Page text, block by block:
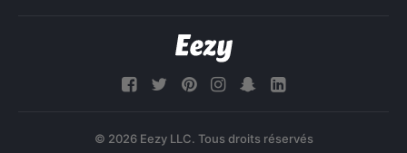
© 2026 Eezy LLC. Tous droits réservés